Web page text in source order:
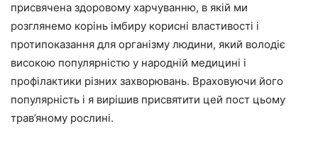
присвячена здоровому харчуванню, в якій ми
розглянемо корінь імбиру корисні властивості і
протипоказання для організму людини, який володіє
високою популярністю у народній медицині і
профілактики різних захворювань. Враховуючи його
популярність і я вирішив присвятити цей пост цьому
трав’яному рослині.